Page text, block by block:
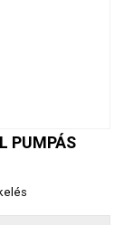
PUMPÁS